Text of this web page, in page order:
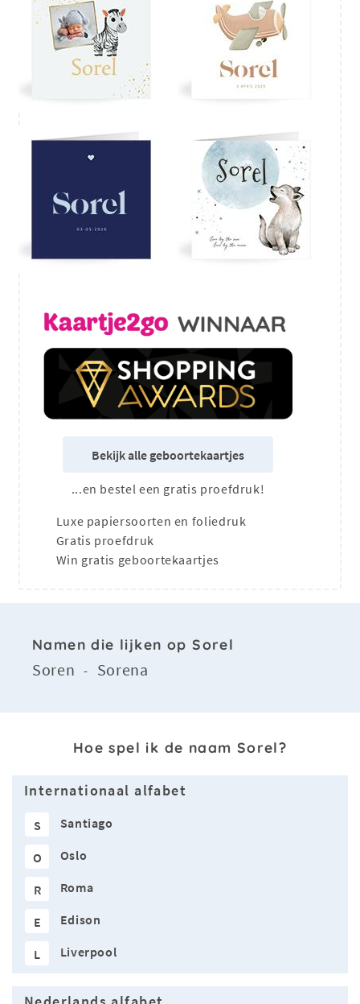
Bekijk alle geboortekaartjes
...en bestel een gratis proefdruk!
Luxe papiersoorten en foliedruk
Gratis proefdruk
Win gratis geboortekaartjes
Namen die lijken op Sorel
Soren - Sorena
Hoe spel ik de naam Sorel?
Internationaal alfabet
S Santiago
O Oslo
R Roma
E Edison
L Liverpool